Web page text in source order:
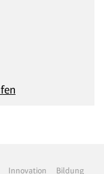
Innovation Bildung